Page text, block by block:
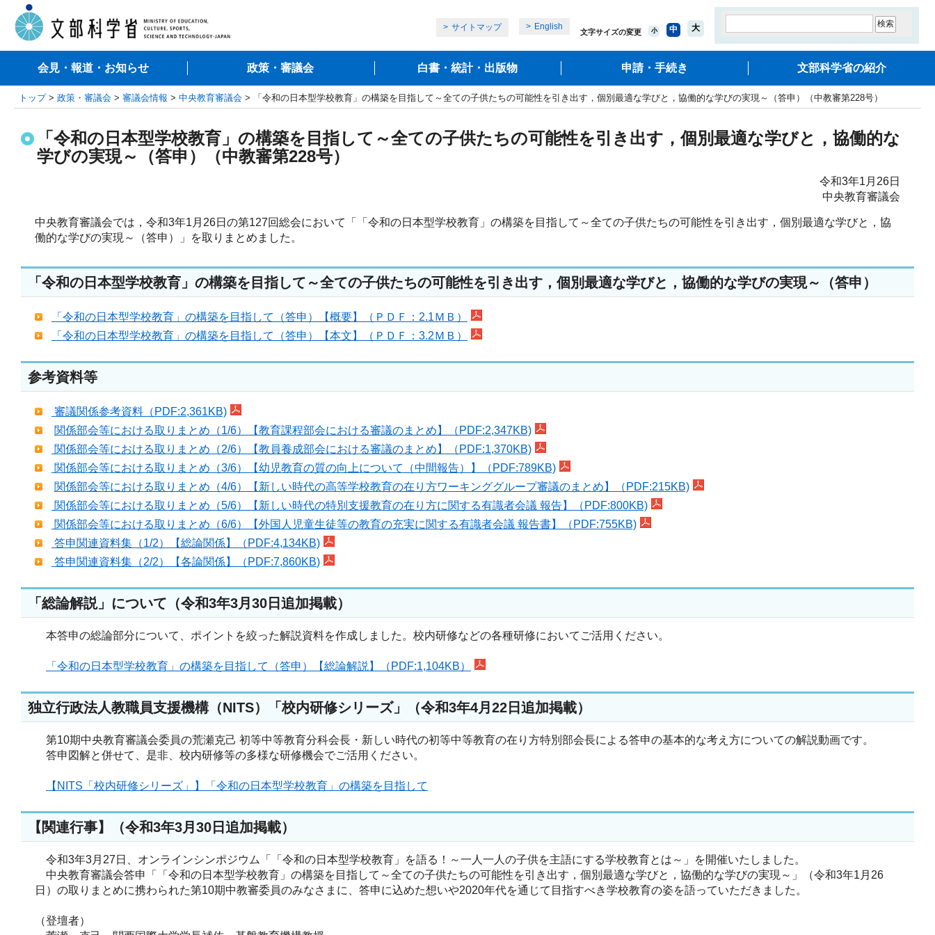
サイトマップ English
文字サイズの変更 小 中 大
会見・報道・お知らせ 政策・審議会 白書・統計・出版物 申請・手続き 文部科学省の紹介
トップ> 政策・審議会 > 審議会情報 > 中央教育審議会 > 「令和の日本型学校教育」の構築を目指して～全ての子供たちの可能性を引き出す，個別最適な学びと，協働的な学びの実現～（答申）（中教審第228号）
「令和の日本型学校教育」の構築を目指して～全ての子供たちの可能性を引き出す，個別最適な学びと，協働的な
学びの実現～（答申）（中教審第228号）
令和3年1月26日
中央教育審議会
中央教育審議会では，令和3年1月26日の第127回総会において「「令和の日本型学校教育」の構築を目指して～全ての子供たちの可能性を引き出す，個別最適な学びと，協
働的な学びの実現～（答申）」を取りまとめました。
「令和の日本型学校教育」の構築を目指して～全ての子供たちの可能性を引き出す，個別最適な学びと，協働的な学びの実現～（答申）
「令和の日本型学校教育」の構築を目指して（答申）【概要】（ＰＤＦ：2.1ＭＢ）
「令和の日本型学校教育」の構築を目指して（答申）【本文】（ＰＤＦ：3.2ＭＢ）
参考資料等
審議関係参考資料（PDF:2,361KB)
関係部会等における取りまとめ（1/6）【教育課程部会における審議のまとめ】（PDF:2,347KB)
関係部会等における取りまとめ（2/6）【教員養成部会における審議のまとめ】（PDF:1,370KB)
関係部会等における取りまとめ（3/6）【幼児教育の質の向上について（中間報告）】（PDF:789KB)
関係部会等における取りまとめ（4/6）【新しい時代の高等学校教育の在り方ワーキンググループ審議のまとめ】（PDF:215KB)
関係部会等における取りまとめ（5/6）【新しい時代の特別支援教育の在り方に関する有識者会議 報告】（PDF:800KB)
関係部会等における取りまとめ（6/6）【外国人児童生徒等の教育の充実に関する有識者会議 報告書】（PDF:755KB)
答申関連資料集（1/2）【総論関係】（PDF:4,134KB)
答申関連資料集（2/2）【各論関係】（PDF:7,860KB)
「総論解説」について（令和3年3月30日追加掲載）
本答申の総論部分について、ポイントを絞った解説資料を作成しました。校内研修などの各種研修においてご活用ください。
「令和の日本型学校教育」の構築を目指して（答申）【総論解説】（PDF:1,104KB）
独立行政法人教職員支援機構（NITS）「校内研修シリーズ」（令和3年4月22日追加掲載）
第10期中央教育審議会委員の荒瀬克己 初等中等教育分科会長・新しい時代の初等中等教育の在り方特別部会長による答申の基本的な考え方についての解説動画です。
答申図解と併せて、是非、校内研修等の多様な研修機会でご活用ください。
【NITS「校内研修シリーズ」】「令和の日本型学校教育」の構築を目指して
【関連行事】（令和3年3月30日追加掲載）
令和3年3月27日、オンラインシンポジウム「「令和の日本型学校教育」を語る！～一人一人の子供を主語にする学校教育とは～」を開催いたしました。
中央教育審議会答申「「令和の日本型学校教育」の構築を目指して～全ての子供たちの可能性を引き出す，個別最適な学びと，協働的な学びの実現～」（令和3年1月26
日）の取りまとめに携わられた第10期中教審委員のみなさまに、答申に込めた想いや2020年代を通じて目指すべき学校教育の姿を語っていただきました。
（登壇者）